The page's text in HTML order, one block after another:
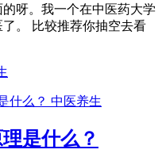
呀。我一个在中医药大学
了。 比较推荐你抽空去看
中医养生
是什么？